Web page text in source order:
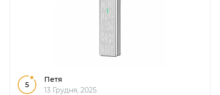
5
Петя
13 Грудня, 2025